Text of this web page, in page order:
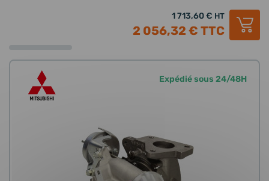
1 713,60 € HT
2 056,32 € TTC
Expédié sous 24/48H